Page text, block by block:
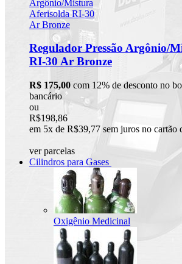
Regulador Pressão Argônio/
RI-30 Ar Bronze
R$ 175,00 com 12% de desconto no
bancário
ou
R$198,86
em 5x de R$39,77 sem juros no cartão
ver parcelas
Cilindros para Gases
Oxigênio Medicinal